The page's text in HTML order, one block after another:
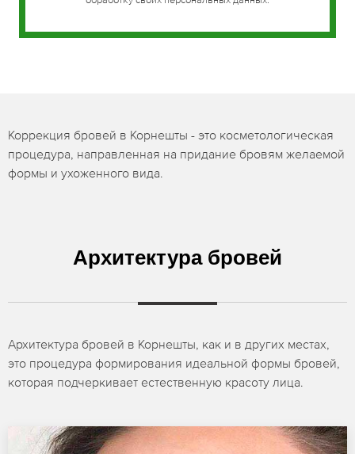
Коррекция бровей в Корнешты - это косметологическая
процедура, направленная на придание бровям желаемой
формы и ухоженного вида.
Архитектура бровей
Архитектура бровей в Корнешты, как и в других местах,
это процедура формирования идеальной формы бровей,
которая подчеркивает естественную красоту лица.